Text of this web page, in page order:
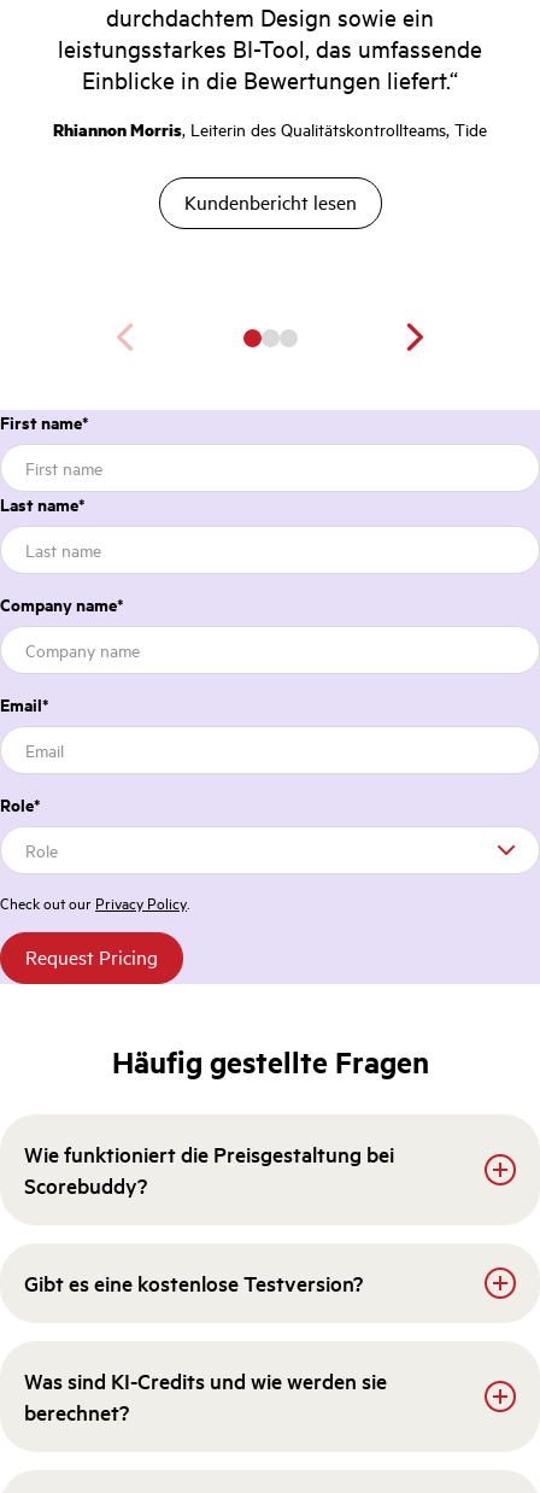
durchdachtem Design sowie ein
leistungsstarkes BI-Tool, das umfassende
Einblicke in die Bewertungen liefert.“
Rhiannon Morris, Leiterin des Qualitätskontrollteams, Tide
Kundenbericht lesen
First name*
Last name*
Company name*
Email*
Role*
Check out our Privacy Policy.
Häufig gestellte Fragen
Wie funktioniert die Preisgestaltung bei
Scorebuddy?
Gibt es eine kostenlose Testversion?
Was sind KI-Credits und wie werden sie
berechnet?